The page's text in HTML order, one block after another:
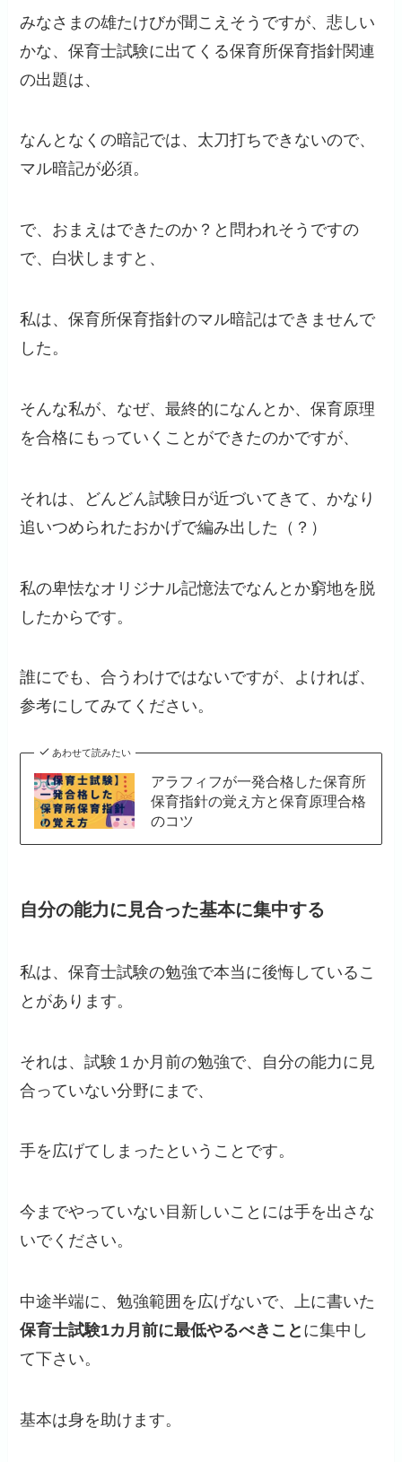
みなさまの雄たけびが聞こえそうですが、悲しい
かな、保育士試験に出てくる保育所保育指針関連
の出題は、
なんとなくの暗記では、太刀打ちできないので、
マル暗記が必須。
で、おまえはできたのか？と問われそうですの
で、白状しますと、
私は、保育所保育指針のマル暗記はできませんで
した。
そんな私が、なぜ、最終的になんとか、保育原理
を合格にもっていくことができたのかですが、
それは、どんどん試験日が近づいてきて、かなり
追いつめられたおかげで編み出した（？）
私の卑怯なオリジナル記憶法でなんとか窮地を脱
したからです。
誰にでも、合うわけではないですが、よければ、
参考にしてみてください。
あわせて読みたい
アラフィフが一発合格した保育所
保育指針の覚え方と保育原理合格
のコツ
自分の能力に見合った基本に集中する
私は、保育士試験の勉強で本当に後悔しているこ
とがあります。
それは、試験１か月前の勉強で、自分の能力に見
合っていない分野にまで、
手を広げてしまったということです。
今までやっていない目新しいことには手を出さな
いでください。
中途半端に、勉強範囲を広げないで、上に書いた
保育士試験1カ月前に最低やるべきこと に集中し
て下さい。
基本は身を助けます。